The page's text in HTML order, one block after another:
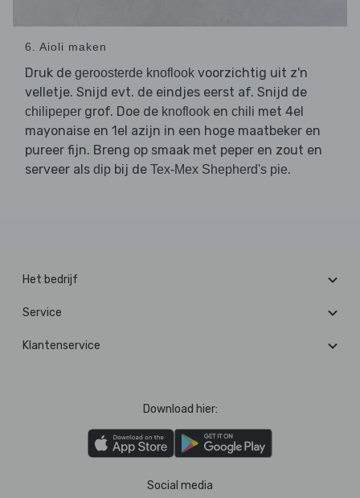
6. Aioli maken
Druk de geroosterde knoflook voorzichtig uit z'n
velletje. Snijd evt. de eindjes eerst af. Snijd de
chilipeper grof. Doe de knoflook en chili met 4el
mayonaise en 1el azijn in een hoge maatbeker en
pureer fijn. Breng op smaak met peper en zout en
serveer als dip bij de Tex-Mex Shepherd's pie.
Het bedrijf
Service
Klantenservice
Download hier:
Social media